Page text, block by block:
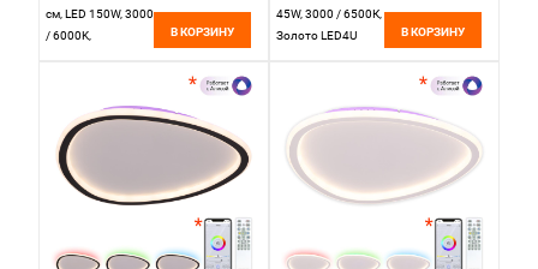
см, LED 150W, 3000
/ 6000K,
В КОРЗИНУ
45W, 3000 / 6500К,
Золото LED4U
В КОРЗИНУ